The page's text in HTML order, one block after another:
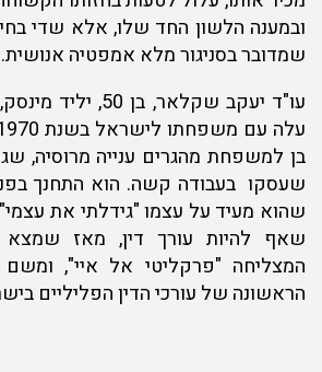
ובמענה הלשון החד שלו, אלא שדי
שמדובר בסניגור מלא אמפטיה אנושית.
עו"ד יעקב שקלאר, בן
בן למשפחת מהגרים ענייה מרוסיה,
שעסקו בעבודה קשה. הוא התחנך
שהוא מעיד על עצמו "גידלתי את
שאף להיות עורך דין, מאז שמצא
המצליחה "פרקליטי אל איי",
הראשונה של עורכי הדין הפליליים